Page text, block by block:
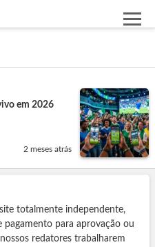
em 2026
2 meses atrás
totalmente independente,
para aprovação ou
redatores trabalharem